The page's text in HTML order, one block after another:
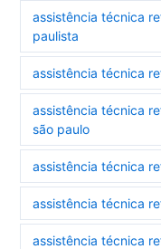
assistência técnica
paulista
assistência técnica
assistência técnica
são paulo
assistência técnica
assistência técnica
assistência técnica